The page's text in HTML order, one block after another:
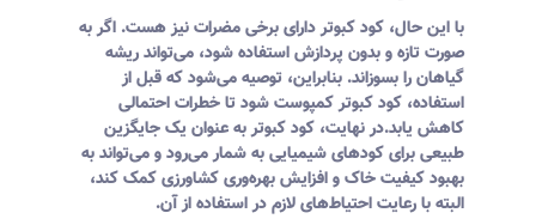
با این حال، کود کبوتر دارای برخی مضرات نیز هست. اگر به
صورت تازه و بدون پردازش استفاده شود، می‌تواند ریشه
گیاهان را بسوزاند. بنابراین، توصیه می‌شود که قبل از
استفاده، کود کبوتر کمپوست شود تا خطرات احتمالی
کاهش یابد.در نهایت، کود کبوتر به عنوان یک جایگزین
طبیعی برای کودهای شیمیایی به شمار می‌رود و می‌تواند به
بهبود کیفیت خاک و افزایش بهره‌وری کشاورزی کمک کند،
البته با رعایت احتیاط‌های لازم در استفاده از آن.